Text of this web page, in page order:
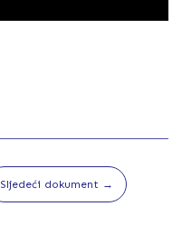
Sljedeći dokument →